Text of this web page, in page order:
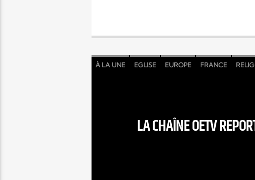
À LA UNE EGLISE EUROPE FRANCE
LA CHAÎNE OETV